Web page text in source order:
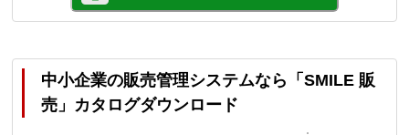
中小企業の販売管理システムなら「SMILE 販
売」カタログダウンロード